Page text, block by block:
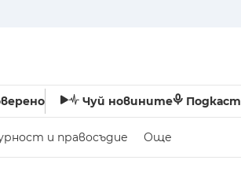
Чуй новините Подкаст
и правосъдие Още